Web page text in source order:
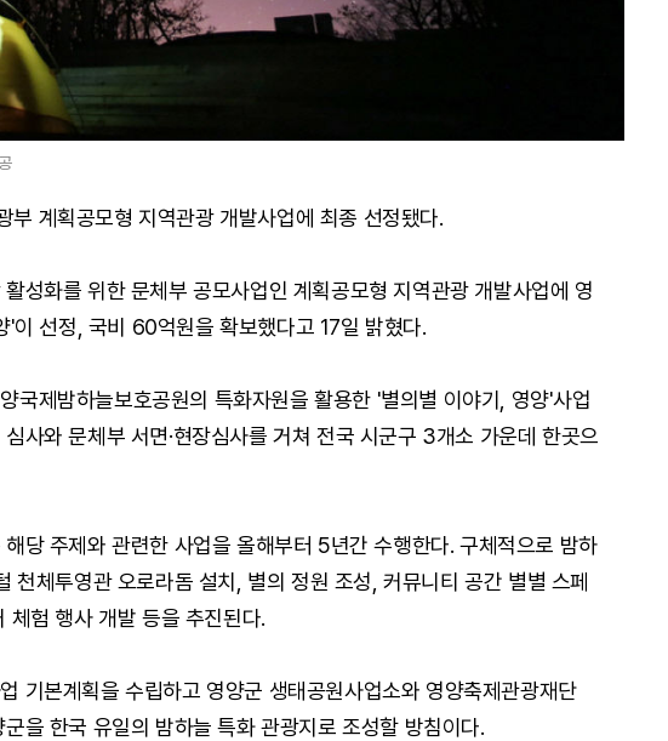
부 계획공모형 지역관광 개발사업에 최종 선정됐다.
성화를 위한 문체부 공모사업인 계획공모형 지역관광 개발사업에 영
'이 선정, 국비 60억원을 확보했다고 17일 밝혔다.
국제밤하늘보호공원의 특화자원을 활용한 '별의별 이야기, 영양'사업
사와 문체부 서면·현장심사를 거쳐 전국 시군구 3개소 가운데 한곳으
당 주제와 관련한 사업을 올해부터 5년간 수행한다. 구체적으로 밤하
천체투영관 오로라돔 설치, 별의 정원 조성, 커뮤니티 공간 별별 스페
체험 행사 개발 등을 추진된다.
기본계획을 수립하고 영양군 생태공원사업소와 영양축제관광재단
을 한국 유일의 밤하늘 특화 관광지로 조성할 방침이다.